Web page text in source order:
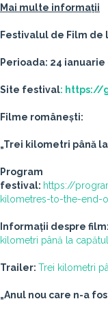
Mai multe informații
Festivalul de Film de
Perioada: 24
Site festival: https://
Filme românești:
„Trei kilometri până
Program
festival: https://
kilometres-to-the-end-
Informații despre film:
kilometri până la
Trailer: Trei kilometri
„Anul nou care n-a